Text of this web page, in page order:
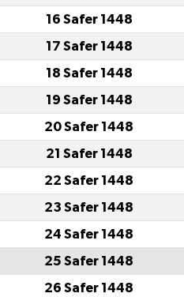
16 Safer 1448
17 Safer 1448
18 Safer 1448
19 Safer 1448
20 Safer 1448
21 Safer 1448
22 Safer 1448
23 Safer 1448
24 Safer 1448
25 Safer 1448
26 Safer 1448